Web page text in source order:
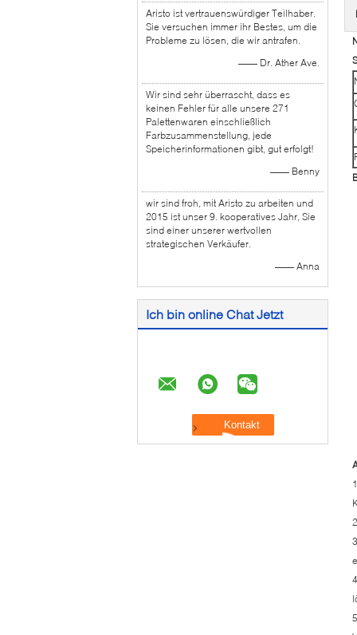
Aristo ist vertrauenswürdiger Teilhaber.
Sie versuchen immer ihr Bestes, um die
Probleme zu lösen, die wir antrafen.
—— Dr. Ather Ave.
Wir sind sehr überrascht, dass es
keinen Fehler für alle unsere 271
Palettenwaren einschließlich
Farbzusammenstellung, jede
Speicherinformationen gibt, gut erfolgt!
—— Benny
wir sind froh, mit Aristo zu arbeiten und
2015 ist unser 9. kooperatives Jahr, Sie
sind einer unserer wertvollen
strategischen Verkäufer.
—— Anna
Ich bin online Chat Jetzt